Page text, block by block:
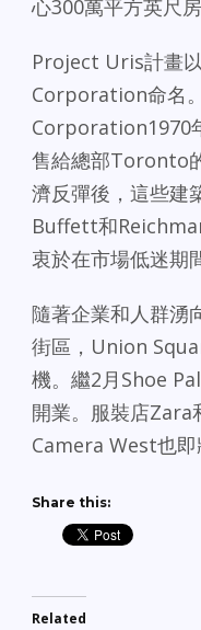
心300萬平方英尺
Project Uris計畫
Corporation命名
Corporation1970
售給總部Toronto
濟反彈後，這些建
Buffett和
衷於在市場低迷期
隨著企業和人群
街區，Union
機。繼2月Shoe
開業。服裝店
Camera West也即
Share this:
Related